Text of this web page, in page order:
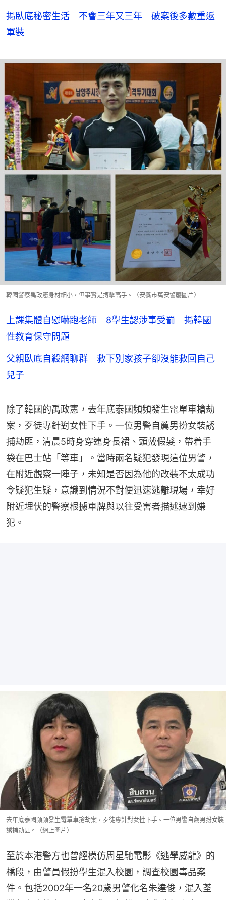
揭臥底秘密生活 不會三年又三年 破案後多數重返
軍裝
韓國警察禹政憲身材細小，但事實是搏擊高手。（安養市萬安警廳圖片）
上課集體自慰嚇跑老師 8學生認涉事受罰 揭韓國
性教育保守問題
父親臥底自殺網聊群 救下別家孩子卻沒能救回自己
兒子
除了韓國的禹政憲，去年底泰國頻頻發生電單車搶劫
案，歹徒專針對女性下手。一位男警自薦男扮女裝誘
捕劫匪，清晨5時身穿連身長裙、頭戴假髮，帶着手
袋在巴士站「等車」。當時兩名疑犯發現這位男警，
在附近觀察一陣子，未知是否因為他的改裝不太成功
令疑犯生疑，意識到情況不對便迅速逃離現場，幸好
附近埋伏的警察根據車牌與以往受害者描述逮到嫌
犯。
去年底泰國頻頻發生電單車搶劫案，歹徒專針對女性下手。一位男警自薦男扮女裝
誘捕劫匪。（網上圖片）
至於本港警方也曾經模仿周星馳電影《逃學威龍》的
橋段，由警員假扮學生混入校園，調查校園毒品案
件。包括2002年一名20歲男警化名朱達俊，混入荃